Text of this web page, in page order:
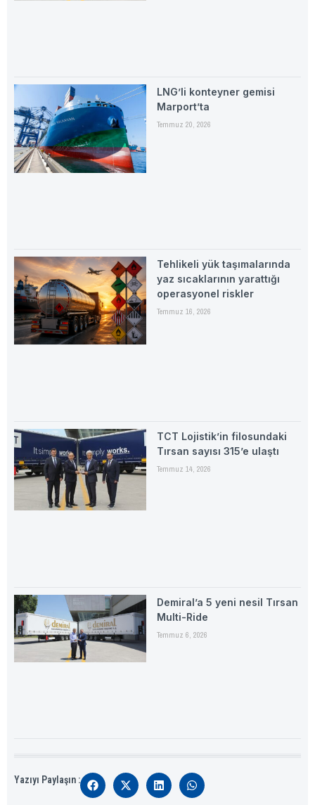
LNG’li konteyner gemisi
Marport’ta
Temmuz 20, 2026
Tehlikeli yük taşımalarında
yaz sıcaklarının yarattığı
operasyonel riskler
Temmuz 16, 2026
TCT Lojistik’in filosundaki
Tırsan sayısı 315’e ulaştı
Temmuz 14, 2026
Demiral’a 5 yeni nesil Tırsan
Multi-Ride
Temmuz 6, 2026
Yazıyı Paylaşın :